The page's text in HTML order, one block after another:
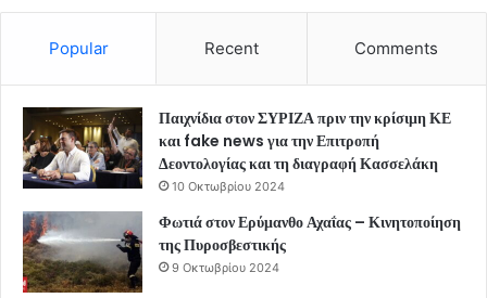
Popular Recent Comments
Παιχνίδια στον ΣΥΡΙΖΑ πριν την κρίσιμη ΚΕ
και fake news για την Επιτροπή
Δεοντολογίας και τη διαγραφή Κασσελάκη
10 Οκτωβρίου 2024
Φωτιά στον Ερύμανθο Αχαΐας – Κινητοποίηση
της Πυροσβεστικής
9 Οκτωβρίου 2024